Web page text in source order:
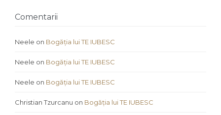
Comentarii
Neele on Bogăția lui TE IUBESC
Neele on Bogăția lui TE IUBESC
Neele on Bogăția lui TE IUBESC
Christian Tzurcanu on Bogăția lui TE IUBESC